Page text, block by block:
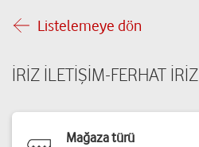
Listelemeye dön
İRİZ İLETİŞİM-FERHAT İRİZ
Mağaza türü